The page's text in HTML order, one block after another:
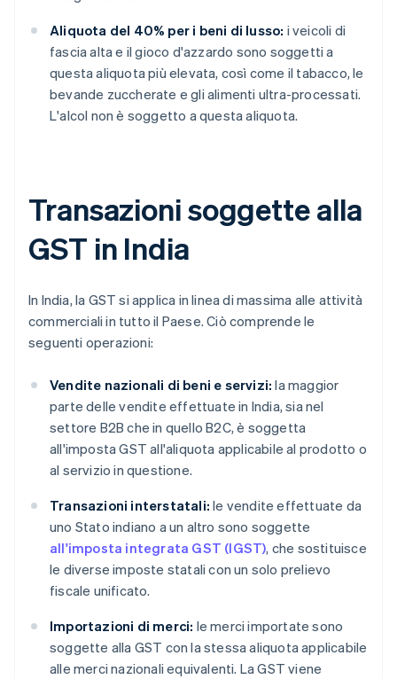
Aliquota del 40% per i beni di lusso: i veicoli di
fascia alta e il gioco d'azzardo sono soggetti a
questa aliquota più elevata, così come il tabacco, le
bevande zuccherate e gli alimenti ultra-processati.
L'alcol non è soggetto a questa aliquota.
Transazioni soggette alla
GST in India
In India, la GST si applica in linea di massima alle attività
commerciali in tutto il Paese. Ciò comprende le
seguenti operazioni:
Vendite nazionali di beni e servizi: la maggior
parte delle vendite effettuate in India, sia nel
settore B2B che in quello B2C, è soggetta
all'imposta GST all'aliquota applicabile al prodotto o
al servizio in questione.
Transazioni interstatali: le vendite effettuate da
uno Stato indiano a un altro sono soggette
all'imposta integrata GST (IGST), che sostituisce
le diverse imposte statali con un solo prelievo
fiscale unificato.
Importazioni di merci: le merci importate sono
soggette alla GST con la stessa aliquota applicabile
alle merci nazionali equivalenti. La GST viene